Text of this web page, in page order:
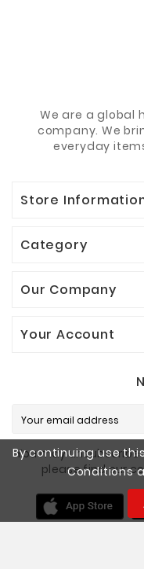
By continuing use
Conditions
We are a global
company. We
everyday
Store
Category
Our Company
Your Account
You may
please find our